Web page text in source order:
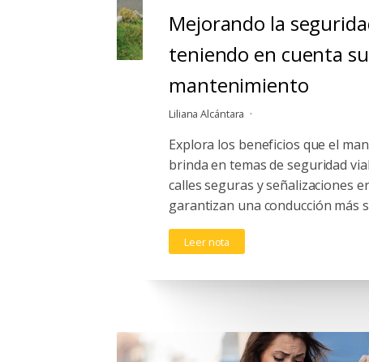
Mejorando la
teniendo en cuenta su
mantenimiento
Liliana Alcántara
Explora los beneficios que el
brinda en temas de seguridad
calles seguras y señalizaciones
garantizan una conducción más
Leer nota